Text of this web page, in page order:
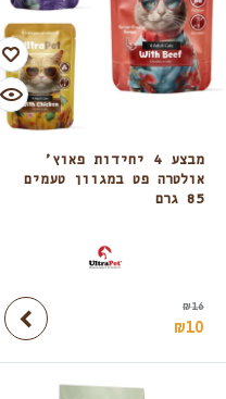
מבצע 4 יחידות פאוץ’
אולטרה פט במגוון טעמים
85 גרם
₪16
₪10